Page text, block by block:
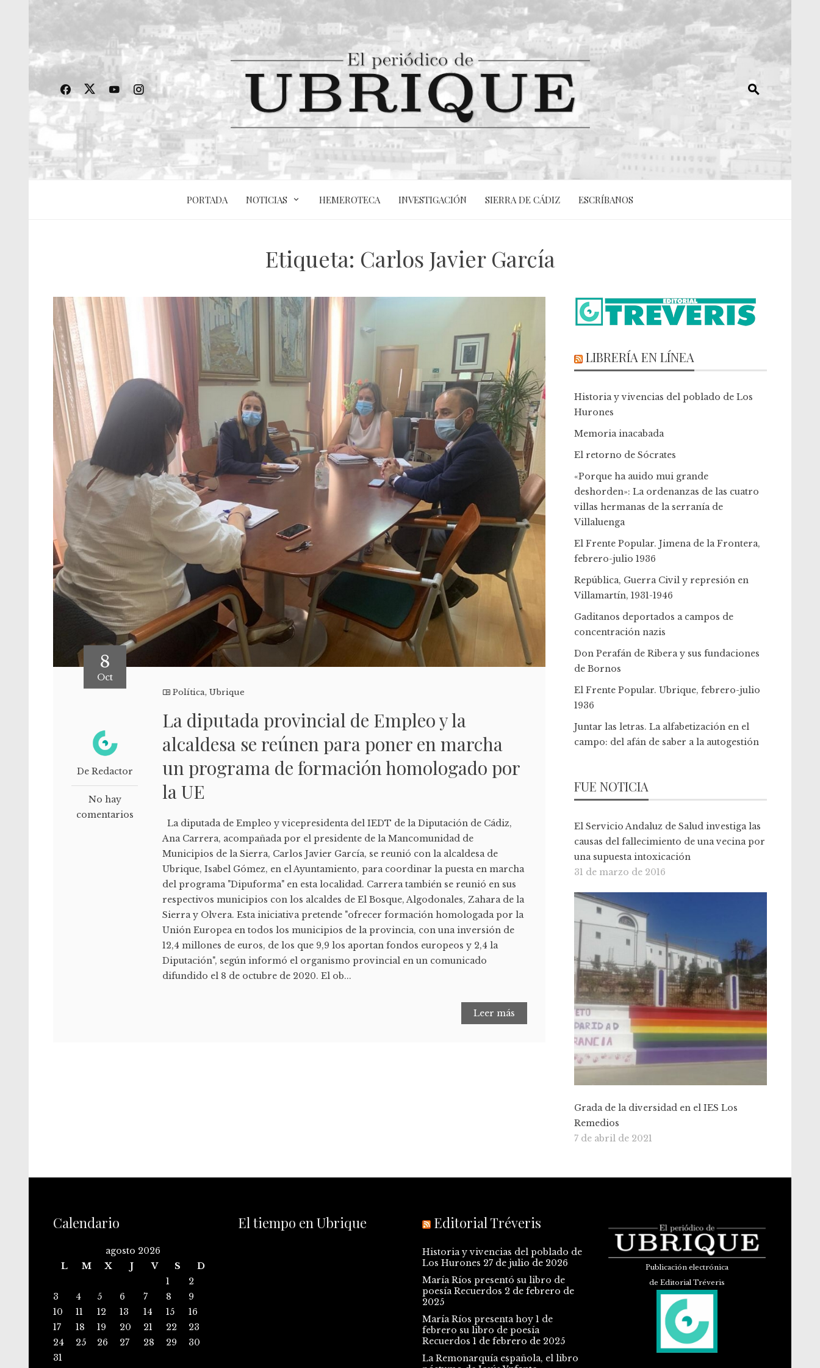
PORTADA NOTICIAS HEMEROTECA INVESTIGACIÓN SIERRA DE CÁDIZ ESCRÍBANOS
Etiqueta: Carlos Javier García
8
Oct
De Redactor
No hay
comentarios
Política,Ubrique
La diputada provincial de Empleo y la
alcaldesa se reúnen para poner en marcha
un programa de formación homologado por
la UE
La diputada de Empleo y vicepresidenta del IEDT de la Diputación de Cádiz,
Ana Carrera, acompañada por el presidente de la Mancomunidad de
Municipios de la Sierra, Carlos Javier García, se reunió con la alcaldesa de
Ubrique, Isabel Gómez, en el Ayuntamiento, para coordinar la puesta en marcha
del programa "Dipuforma" en esta localidad. Carrera también se reunió en sus
respectivos municipios con los alcaldes de El Bosque, Algodonales, Zahara de la
Sierra y Olvera. Esta iniciativa pretende "ofrecer formación homologada por la
Unión Europea en todos los municipios de la provincia, con una inversión de
12,4 millones de euros, de los que 9,9 los aportan fondos europeos y 2,4 la
Diputación", según informó el organismo provincial en un comunicado
difundido el 8 de octubre de 2020. El ob...
Leer más
LIBRERÍA EN LÍNEA
Historia y vivencias del poblado de Los
Hurones
Memoria inacabada
El retorno de Sócrates
«Porque ha auido mui grande
deshorden»: La ordenanzas de las cuatro
villas hermanas de la serranía de
Villaluenga
El Frente Popular. Jimena de la Frontera,
febrero-julio 1936
República, Guerra Civil y represión en
Villamartín, 1931-1946
Gaditanos deportados a campos de
concentración nazis
Don Perafán de Ribera y sus fundaciones
de Bornos
El Frente Popular. Ubrique, febrero-julio
1936
Juntar las letras. La alfabetización en el
campo: del afán de saber a la autogestión
FUE NOTICIA
El Servicio Andaluz de Salud investiga las
causas del fallecimiento de una vecina por
una supuesta intoxicación
31 de marzo de 2016
Grada de la diversidad en el IES Los
Remedios
7 de abril de 2021
Calendario
agosto 2026
L
M X J V S
D
1
2
3
4 5 6 7 8
9
10
11 12 13 14 15
16
17
18 19 20 21 22
23
24
25 26 27 28 29
30
31
El tiempo en Ubrique Editorial Tréveris
Historia y vivencias del poblado de
Los Hurones 27 de julio de 2026
María Ríos presentó su libro de
poesía Recuerdos 2 de febrero de
2025
María Ríos presenta hoy 1 de
febrero su libro de poesía
Recuerdos 1 de febrero de 2025
La Remonarquía española, el libro
Publicación electrónica
de Editorial Tréveris